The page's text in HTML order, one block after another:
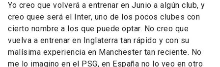
Yo creo que volverá a entrenar en Junio a algún club, y
creo quee será el Inter, uno de los pocos clubes con
cierto nombre a los que puede optar. No creo que
vuelva a entrenar en Inglaterra tan rápido y con su
malísima experiencia en Manchester tan reciente. No
me lo imagino en el PSG, en España no lo veo en otro